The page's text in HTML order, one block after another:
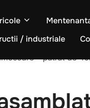
/ industriale
– patrat de